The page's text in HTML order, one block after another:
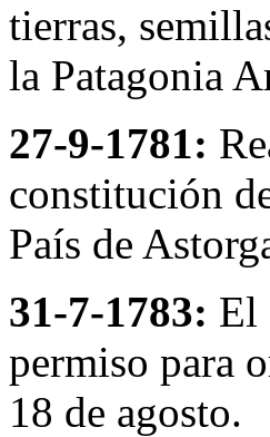
tierras,
la Patagonia
27-9-1781:
constitución
País de
31-7-1783: El
permiso para
18 de agosto.